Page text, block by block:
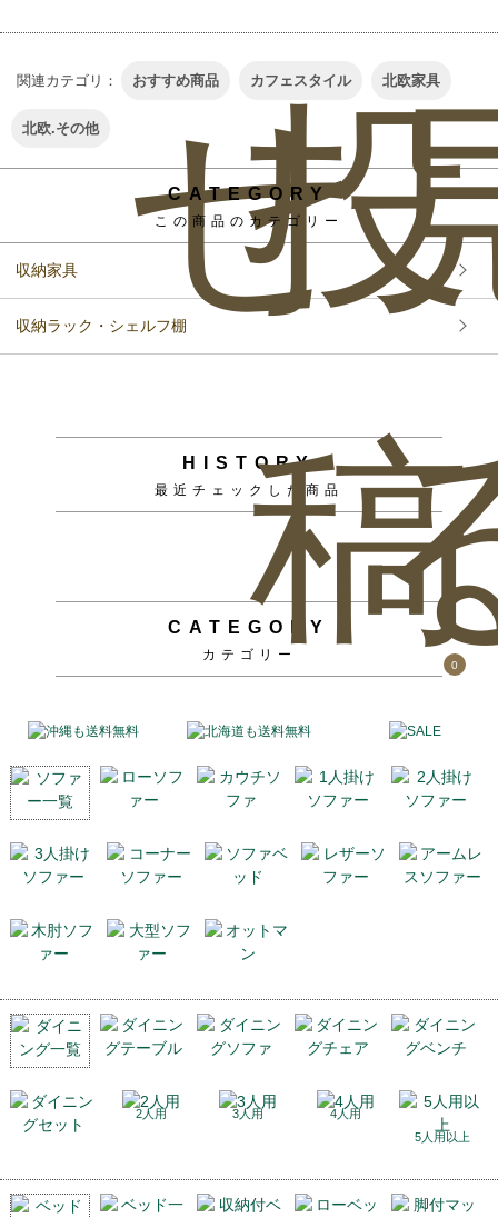
せ投
稿
0
関連カテゴリ： おすすめ商品 カフェスタイル 北欧家具
北欧.その他
CATEGORY
この商品のカテゴリー
収納家具
収納ラック・シェルフ棚
HISTORY
最近チェックした商品
CATEGORY
カテゴリー
2人用 3人用
4人用
5人用以上